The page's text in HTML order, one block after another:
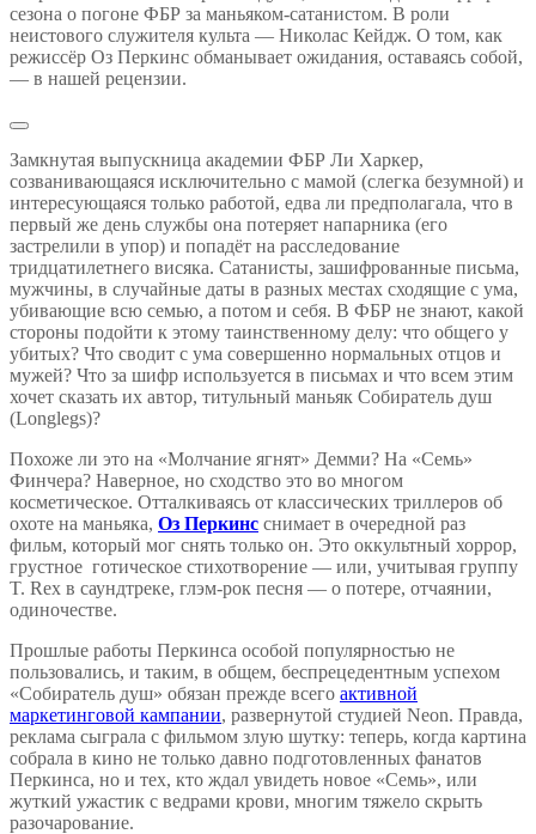
сезона о погоне ФБР за маньяком-сатанистом. В роли
неистового служителя культа — Николас Кейдж. О том, как
режиссёр Оз Перкинс обманывает ожидания, оставаясь собой,
— в нашей рецензии.
Замкнутая выпускница академии ФБР Ли Харкер,
созванивающаяся исключительно с мамой (слегка безумной) и
интересующаяся только работой, едва ли предполагала, что в
первый же день службы она потеряет напарника (его
застрелили в упор) и попадёт на расследование
тридцатилетнего висяка. Сатанисты, зашифрованные письма,
мужчины, в случайные даты в разных местах сходящие с ума,
убивающие всю семью, а потом и себя. В ФБР не знают, какой
стороны подойти к этому таинственному делу: что общего у
убитых? Что сводит с ума совершенно нормальных отцов и
мужей? Что за шифр используется в письмах и что всем этим
хочет сказать их автор, титульный маньяк Собиратель душ
(Longlegs)?
Похоже ли это на «Молчание ягнят» Демми? На «Семь»
Финчера? Наверное, но сходство это во многом
косметическое. Отталкиваясь от классических триллеров об
охоте на маньяка, Оз Перкинс снимает в очередной раз
фильм, который мог снять только он. Это оккультный хоррор,
грустное готическое стихотворение — или, учитывая группу
T. Rex в саундтреке, глэм-рок песня — о потере, отчаянии,
одиночестве.
Прошлые работы Перкинса особой популярностью не
пользовались, и таким, в общем, беспрецедентным успехом
«Собиратель душ» обязан прежде всего активной
маркетинговой кампании, развернутой студией Neon. Правда,
реклама сыграла с фильмом злую шутку: теперь, когда картина
собрала в кино не только давно подготовленных фанатов
Перкинса, но и тех, кто ждал увидеть новое «Семь», или
жуткий ужастик с ведрами крови, многим тяжело скрыть
разочарование.